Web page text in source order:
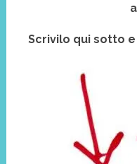
Scrivilo qui sotto